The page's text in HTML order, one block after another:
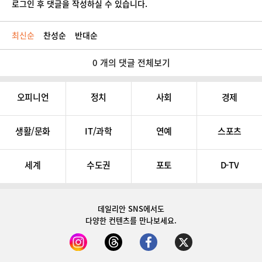
로그인 후 댓글을 작성하실 수 있습니다.
최신순 찬성순 반대순
0 개의 댓글 전체보기
오피니언 정치 사회 경제
생활/문화 IT/과학 연예 스포츠
세계 수도권 포토 D-TV
데일리안 SNS에서도
다양한 컨텐츠를 만나보세요.